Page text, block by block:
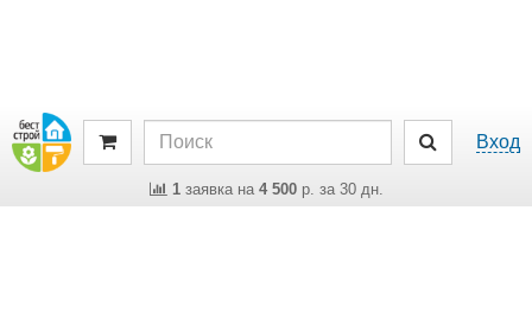
Вход
1заявка на 4 500р. за 30 дн.